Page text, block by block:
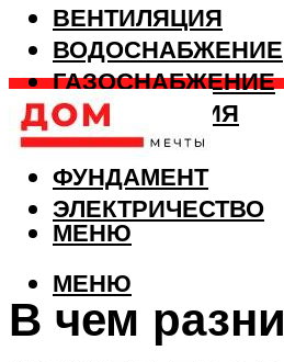
ВЕНТИЛЯЦИЯ
ВОДОСНАБЖЕНИЕ
ГАЗОСНАБЖЕНИЕ
КАНАЛИЗАЦИЯ
ОТОПЛЕНИЕ
ФУНДАМЕНТ
ЭЛЕКТРИЧЕСТВО
МЕНЮ
МЕНЮ
В чем